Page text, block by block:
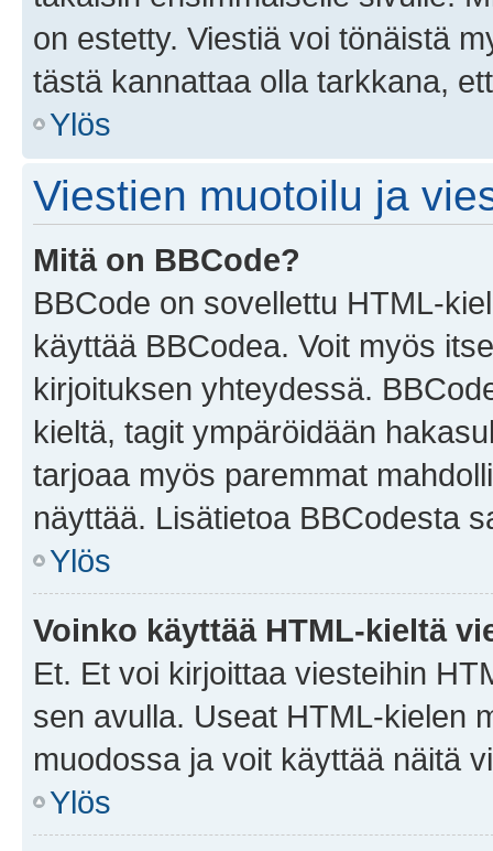
on estetty. Viestiä voi tönäistä
tästä kannattaa olla tarkkana,
Ylös
Viestien muotoilu ja
Mitä on BBCode?
BBCode on sovellettu HTML-
käyttää BBCodea. Voit myös
kirjoituksen yhteydessä.
kieltä, tagit ympäröidään
tarjoaa myös paremmat
näyttää. Lisätietoa BBCodesta
Ylös
Voinko käyttää HTML-kieltä
Et. Et voi kirjoittaa viesteihin
sen avulla. Useat HTML-kielen
muodossa ja voit käyttää näitä
Ylös